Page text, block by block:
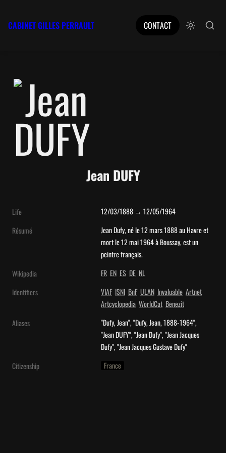
CABINET GILLES PERRAULT CONTACT
Jean DUFY
Life
12/03/1888 → 12/05/1964
Résumé
Jean Dufy, né le 12 mars 1888 au Havre et
mort le 12 mai 1964 à Boussay, est un
peintre français.
Wikipedia
FR EN ES DE NL
Identifiers
VIAF ISNI BnF ULAN Invaluable Artnet
Artcyclopedia WorldCat Benezit
Aliases
"Dufy, Jean", "Dufy, Jean, 1888-1964",
"Jean DUFY", "Jean Dufy", "Jean Jacques
Dufy", "Jean Jacques Gustave Dufy"
Citizenship
France